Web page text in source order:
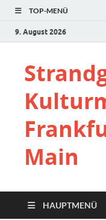
TOP-MENÜ
9. August 2026
Main
HAUPTMENÜ